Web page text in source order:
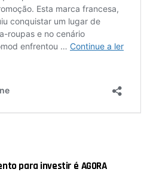
para investir é AGORA